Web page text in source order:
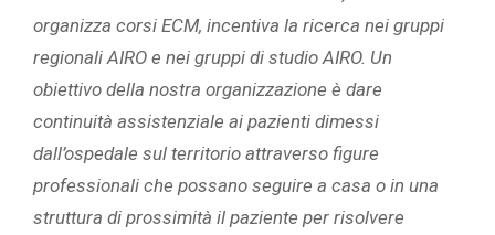
organizza corsi ECM, incentiva la ricerca nei gruppi
regionali AIRO e nei gruppi di studio AIRO. Un
obiettivo della nostra organizzazione è dare
continuità assistenziale ai pazienti dimessi
dall’ospedale sul territorio attraverso figure
professionali che possano seguire a casa o in una
struttura di prossimità il paziente per risolvere